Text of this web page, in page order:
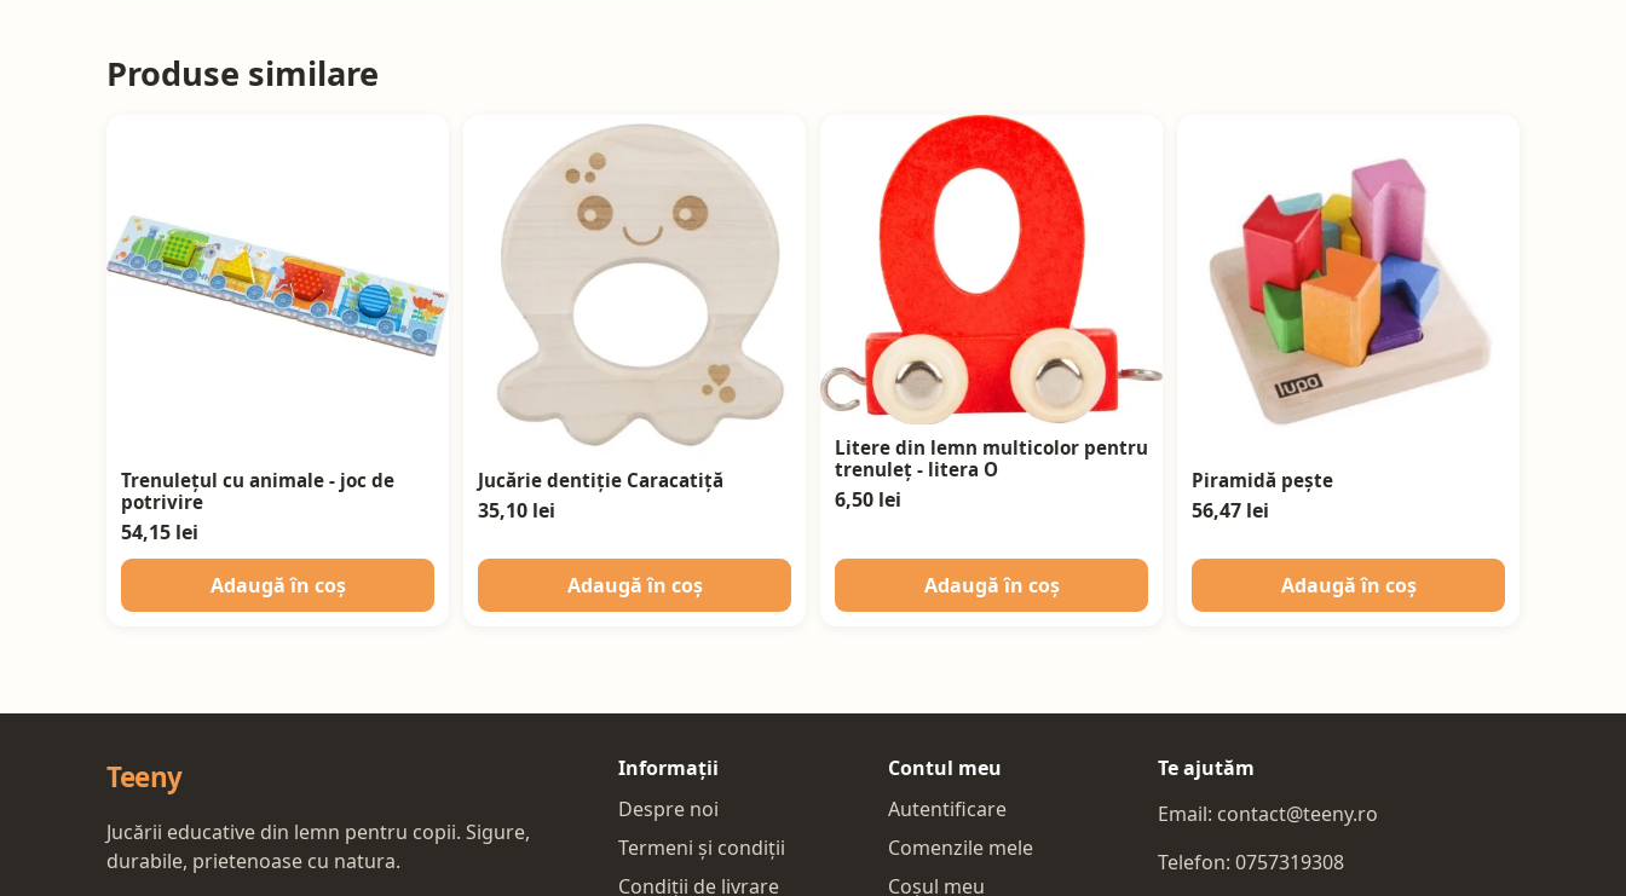
Produse similare
Trenulețul cu animale - joc de
potrivire
54,15 lei
Adaugă în coș
Jucărie dentiție Caracatiță
35,10 lei
Adaugă în coș
Litere din lemn multicolor pentru
trenuleț - litera O
6,50 lei
Adaugă în coș
Piramidă pește
56,47 lei
Adaugă în coș
Teeny
Jucării educative din lemn pentru copii. Sigure,
durabile, prietenoase cu natura.
Informații
Despre noi
Termeni și condiții
Condiții de livrare
Contul meu
Autentificare
Comenzile mele
Coșul meu
Te ajutăm
Email: contact@teeny.ro
Telefon:0757319308